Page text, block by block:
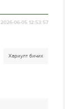
2026-06-05 12:53:57
Хариулт бичих